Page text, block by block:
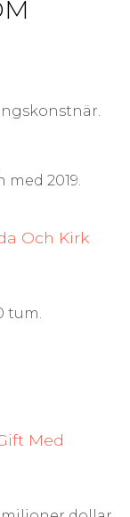
2019.
Och Kirk
tum.
Med